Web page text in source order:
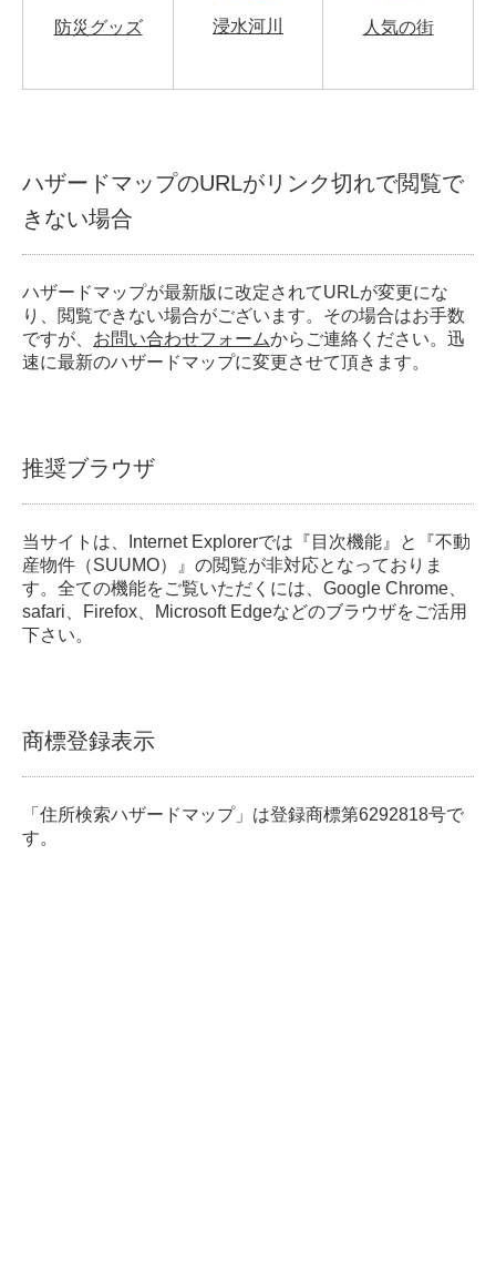
防災グッズ 浸水河川 人気の街
ハザードマップのURLがリンク切れで閲覧で
きない場合
ハザードマップが最新版に改定されてURLが変更にな
り、閲覧できない場合がございます。その場合はお手数
ですが、 お問い合わせフォームからご連絡ください。迅
速に最新のハザードマップに変更させて頂きます。
推奨ブラウザ
当サイトは、Internet Explorerでは『目次機能』と『不動
産物件（SUUMO）』の閲覧が非対応となっておりま
す。全ての機能をご覧いただくには、Google Chrome、
safari、Firefox、Microsoft Edgeなどのブラウザをご活用
下さい。
商標登録表示
「住所検索ハザードマップ」は登録商標第6292818号で
す。